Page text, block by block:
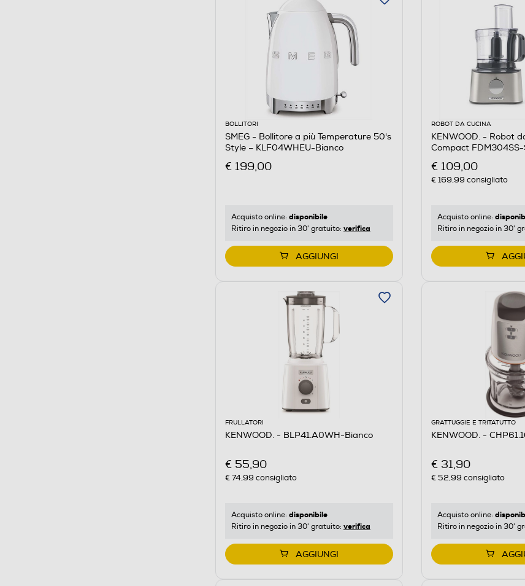
BOLLITORI
SMEG - Bollitore a più Temperature 50's
Style – KLF04WHEU-Bianco
€ 199,00
Acquisto online: disponibile
Ritiro in negozio in 30' gratuito: verifica
AGGIUNGI
ROBOT DA CUCINA
KENWOOD. - Robot
Compact
€ 109,00
€ 169,99 consigliato
Acquisto online:
Ritiro in negozio in 30'
FRULLATORI
KENWOOD. - BLP41.A0WH-Bianco
€ 55,90
€ 74,99 consigliato
Acquisto online: disponibile
Ritiro in negozio in 30' gratuito: verifica
AGGIUNGI
GRATTUGGIE E TRITATUTTO
KENWOOD. -
€ 31,90
€ 52,99 consigliato
Acquisto online:
Ritiro in negozio in 30'